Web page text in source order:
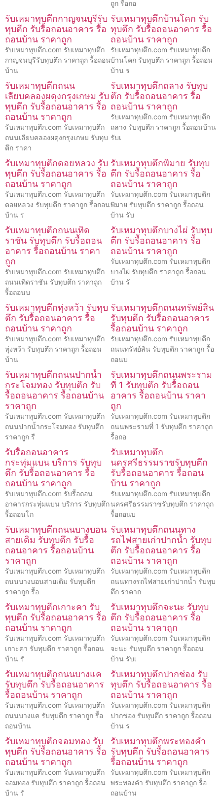
ถูก รื้อถอ
รับเหมาทุบตึกกาญจนบุรีรับ
ทุบตึก รับรื้อถอนอาคาร รื้อ
ถอนบ้าน ราคาถูก
รับเหมาทุบตึก.com รับเหมาทุบตึก
กาญจนบุรีรับทุบตึก ราคาถูก รื้อถอน
บ้าน
รับเหมาทุบตึกบ้านโคก รับ
ทุบตึก รับรื้อถอนอาคาร รื้อ
ถอนบ้าน ราคาถูก
รับเหมาทุบตึก.com รับเหมาทุบตึก
บ้านโคก รับทุบตึก ราคาถูก รื้อถอน
บ้าน ร
รับเหมาทุบตึกถนน
เลียบคลองผดุงกรุงเกษม รับ
ทุบตึก รับรื้อถอนอาคาร รื้อ
ถอนบ้าน ราคาถูก
รับเหมาทุบตึก.com รับเหมาทุบตึก
ถนนเลียบคลองผดุงกรุงเกษม รับทุบ
ตึก ราคา
รับเหมาทุบตึกถลาง รับทุบ
ตึก รับรื้อถอนอาคาร รื้อ
ถอนบ้าน ราคาถูก
รับเหมาทุบตึก.com รับเหมาทุบตึก
ถลาง รับทุบตึก ราคาถูก รื้อถอนบ้าน
รับเ
รับเหมาทุบตึกดอยหลวง รับ
ทุบตึก รับรื้อถอนอาคาร รื้อ
ถอนบ้าน ราคาถูก
รับเหมาทุบตึก.com รับเหมาทุบตึก
ดอยหลวง รับทุบตึก ราคาถูก รื้อถอน
บ้าน ร
รับเหมาทุบตึกพิมาย รับทุบ
ตึก รับรื้อถอนอาคาร รื้อ
ถอนบ้าน ราคาถูก
รับเหมาทุบตึก.com รับเหมาทุบตึก
พิมาย รับทุบตึก ราคาถูก รื้อถอน
บ้าน รับ
รับเหมาทุบตึกถนนเทิด
ราชัน รับทุบตึก รับรื้อถอน
อาคาร รื้อถอนบ้าน ราคา
ถูก
รับเหมาทุบตึก.com รับเหมาทุบตึก
ถนนเทิดราชัน รับทุบตึก ราคาถูก
รื้อถอนบ
รับเหมาทุบตึกบางไผ่ รับทุบ
ตึก รับรื้อถอนอาคาร รื้อ
ถอนบ้าน ราคาถูก
รับเหมาทุบตึก.com รับเหมาทุบตึก
บางไผ่ รับทุบตึก ราคาถูก รื้อถอน
บ้าน รั
รับเหมาทุบตึกทุ่งหว้า รับทุบ
ตึก รับรื้อถอนอาคาร รื้อ
ถอนบ้าน ราคาถูก
รับเหมาทุบตึก.com รับเหมาทุบตึก
ทุ่งหว้า รับทุบตึก ราคาถูก รื้อถอน
บ้าน
รับเหมาทุบตึกถนนทรัพย์สิน
รับทุบตึก รับรื้อถอนอาคาร
รื้อถอนบ้าน ราคาถูก
รับเหมาทุบตึก.com รับเหมาทุบตึก
ถนนทรัพย์สิน รับทุบตึก ราคาถูก รื้อ
ถอนบ
รับเหมาทุบตึกถนนปากน้ำ
กระโจมทอง รับทุบตึก รับ
รื้อถอนอาคาร รื้อถอนบ้าน
ราคาถูก
รับเหมาทุบตึก.com รับเหมาทุบตึก
ถนนปากน้ำกระโจมทอง รับทุบตึก
ราคาถูก รื
รับเหมาทุบตึกถนนพระราม
ที่ 1 รับทุบตึก รับรื้อถอน
อาคาร รื้อถอนบ้าน ราคา
ถูก
รับเหมาทุบตึก.com รับเหมาทุบตึก
ถนนพระรามที่ 1 รับทุบตึก ราคาถูก
รื้อถอ
รับรื้อถอนอาคาร
กระทุ่มแบน บริการ รับทุบ
ตึก รับรื้อถอนอาคาร รื้อ
ถอนบ้าน ราคาถูก
รับเหมาทุบตึก.com รับรื้อถอน
อาคารกระทุ่มแบน บริการ รับทุบตึก
รื้อถอนโก
รับเหมาทุบตึก
นครศรีธรรมราชรับทุบตึก
รับรื้อถอนอาคาร รื้อถอน
บ้าน ราคาถูก
รับเหมาทุบตึก.com รับเหมาทุบตึก
นครศรีธรรมราชรับทุบตึก ราคาถูก
รื้อถอนบ
รับเหมาทุบตึกถนนบางบอน
สายเดิม รับทุบตึก รับรื้อ
ถอนอาคาร รื้อถอนบ้าน
ราคาถูก
รับเหมาทุบตึก.com รับเหมาทุบตึก
ถนนบางบอนสายเดิม รับทุบตึก
ราคาถูก รื้อ
รับเหมาทุบตึกถนนทาง
รถไฟสายเก่าปากน้ำ รับทุบ
ตึก รับรื้อถอนอาคาร รื้อ
ถอนบ้าน ราคาถูก
รับเหมาทุบตึก.com รับเหมาทุบตึก
ถนนทางรถไฟสายเก่าปากน้ำ รับทุบ
ตึก ราคาถ
รับเหมาทุบตึกเกาะคา รับ
ทุบตึก รับรื้อถอนอาคาร รื้อ
ถอนบ้าน ราคาถูก
รับเหมาทุบตึก.com รับเหมาทุบตึก
เกาะคา รับทุบตึก ราคาถูก รื้อถอน
บ้าน รั
รับเหมาทุบตึกจะนะ รับทุบ
ตึก รับรื้อถอนอาคาร รื้อ
ถอนบ้าน ราคาถูก
รับเหมาทุบตึก.com รับเหมาทุบตึก
จะนะ รับทุบตึก ราคาถูก รื้อถอน
บ้าน รับเ
รับเหมาทุบตึกถนนบางแค
รับทุบตึก รับรื้อถอนอาคาร
รื้อถอนบ้าน ราคาถูก
รับเหมาทุบตึก.com รับเหมาทุบตึก
ถนนบางแค รับทุบตึก ราคาถูก รื้อ
ถอนบ้าน
รับเหมาทุบตึกปากช่อง รับ
ทุบตึก รับรื้อถอนอาคาร รื้อ
ถอนบ้าน ราคาถูก
รับเหมาทุบตึก.com รับเหมาทุบตึก
ปากช่อง รับทุบตึก ราคาถูก รื้อถอน
บ้าน ร
รับเหมาทุบตึกจอมทอง รับ
ทุบตึก รับรื้อถอนอาคาร รื้อ
ถอนบ้าน ราคาถูก
รับเหมาทุบตึก.com รับเหมาทุบตึก
จอมทอง รับทุบตึก ราคาถูก รื้อถอน
บ้าน รั
รับเหมาทุบตึกพระทองคำ
รับทุบตึก รับรื้อถอนอาคาร
รื้อถอนบ้าน ราคาถูก
รับเหมาทุบตึก.com รับเหมาทุบตึก
พระทองคำ รับทุบตึก ราคาถูก รื้อ
ถอนบ้าน